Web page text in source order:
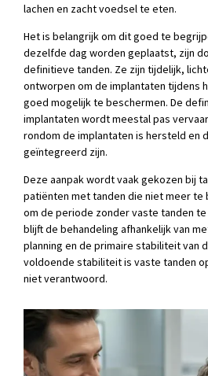
lachen en zacht voedsel te eten.
Het is belangrijk om dit goed te
dezelfde dag worden geplaatst, zijn
definitieve tanden. Ze zijn tijdelijk,
ontworpen om de implantaten tijdens
goed mogelijk te beschermen. De
implantaten wordt meestal pas
rondom de implantaten is hersteld en
geïntegreerd zijn.
Deze aanpak wordt vaak gekozen bij
patiënten met tanden die niet meer te
om de periode zonder vaste tanden
blijft de behandeling afhankelijk van
planning en de primaire stabiliteit van
voldoende stabiliteit is vaste tanden
niet verantwoord.